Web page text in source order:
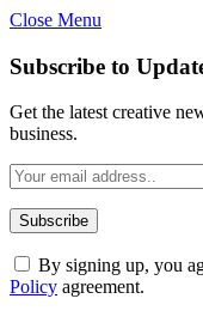
Close Menu
Subscribe to
Get the latest creative
business.
By signing up, you
Policy agreement.